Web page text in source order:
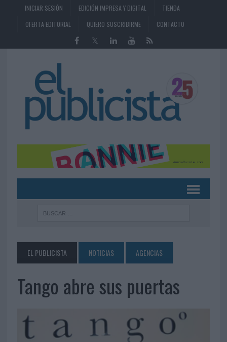
INICIAR SESIÓN EDICIÓN IMPRESA Y DIGITAL
TIENDA
OFERTA EDITORIAL
QUIERO SUSCRIBIRME CONTACTO
EL PUBLICISTA NOTICIAS AGENCIAS
Tango abre sus puertas